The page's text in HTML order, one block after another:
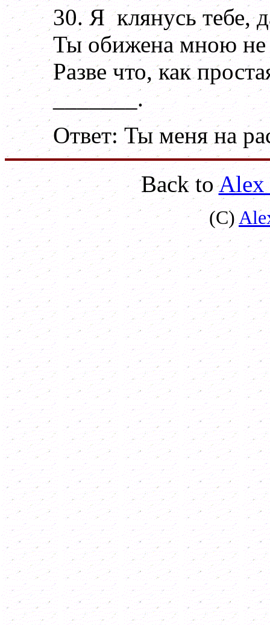
30. Я клянусь тебе,
Ты обижена мною не
Разве что, как
_______.
Ответ: Ты меня на
Back toAlex
(C)